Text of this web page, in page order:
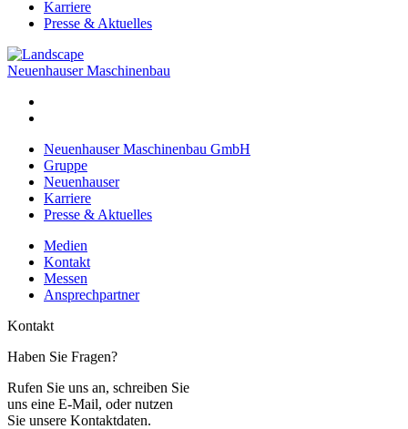
Karriere
Presse & Aktuelles
Neuenhauser Maschinenbau
Neuenhauser Maschinenbau GmbH
Gruppe
Neuenhauser
Karriere
Presse & Aktuelles
Medien
Kontakt
Messen
Ansprechpartner
Kontakt
Haben Sie Fragen?
Rufen Sie uns an, schreiben Sie
uns eine E-Mail, oder nutzen
Sie unsere Kontaktdaten.